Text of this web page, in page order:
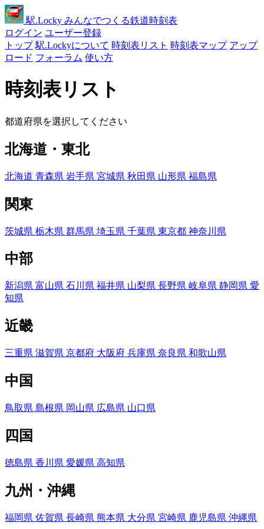
駅.Locky みんなでつくる鉄道時刻表
ログイン ユーザー登録
トップ 駅.Lockyについて 時刻表リスト 時刻表マップ アップ
ロード フォーラム 使い方
時刻表リスト
都道府県を選択してください
北海道・東北
北海道 青森県 岩手県 宮城県 秋田県 山形県 福島県
関東
茨城県 栃木県 群馬県 埼玉県 千葉県 東京都 神奈川県
中部
新潟県 富山県 石川県 福井県 山梨県 長野県 岐阜県 静岡県 愛
知県
近畿
三重県 滋賀県 京都府 大阪府 兵庫県 奈良県 和歌山県
中国
鳥取県 島根県 岡山県 広島県 山口県
四国
徳島県 香川県 愛媛県 高知県
九州・沖縄
福岡県 佐賀県 長崎県 熊本県 大分県 宮崎県 鹿児島県 沖縄県